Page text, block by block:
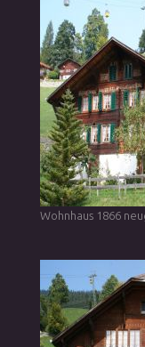
Wohnhaus 1866